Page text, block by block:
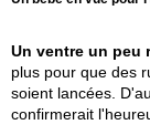
Un ventre un peu
plus pour que des
soient lancées.
confirmerait